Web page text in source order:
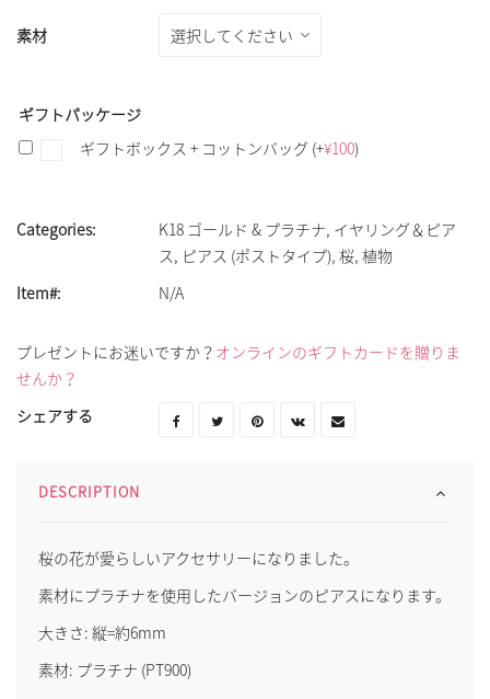
素材
ギフトパッケージ
ギフトボックス + コットンバッグ (+¥100)
Categories: K18 ゴールド & プラチナ, イヤリング＆ピア
ス, ピアス (ポストタイプ), 桜, 植物
Item#:
N/A
プレゼントにお迷いですか？ オンラインのギフトカードを贈りま
せんか？
シェアする
DESCRIPTION
桜の花が愛らしいアクセサリーになりました。
素材にプラチナを使用したバージョンのピアスになります。
大きさ: 縦=約6mm
素材: プラチナ (PT900)